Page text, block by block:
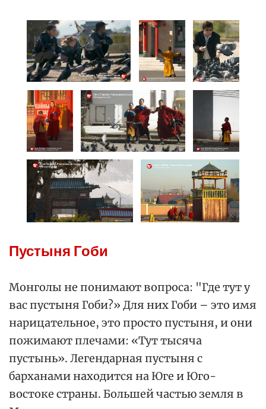
Пустыня Гоби
Монголы не понимают вопроса: "Где тут у
вас пустыня Гоби?» Для них Гоби – это имя
нарицательное, это просто пустыня, и они
пожимают плечами: «Тут тысяча
пустынь». Легендарная пустыня с
барханами находится на Юге и Юго-
востоке страны. Большей частью земля в